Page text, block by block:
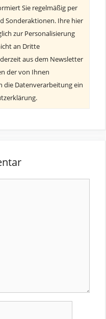
Sie regelmäßig per
Sonderaktionen. Ihre hier
zur Personalisierung
an Dritte
aus dem Newsletter
der von Ihnen
die Datenverarbeitung ein